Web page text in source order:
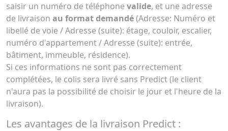
saisir un numéro de téléphone valide, et une adresse
de livraison au format demandé(Adresse: Numéro et
libellé de voie / Adresse (suite): étage, couloir, escalier,
numéro d'appartement / Adresse (suite): entrée,
bâtiment, immeuble, résidence).
Si ces informations ne sont pas correctement
complétées, le colis sera livré sans Predict (le client
n'aura pas la possibilité de choisir le jour et l'heure de la
livraison).
Les avantages de la livraison Predict :